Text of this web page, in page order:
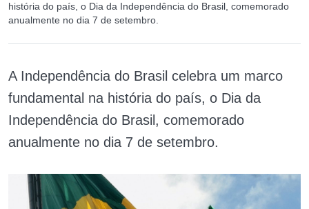
história do país, o Dia da Independência do Brasil, comemorado
anualmente no dia 7 de setembro.
A Independência do Brasil celebra um marco
fundamental na história do país, o Dia da
Independência do Brasil, comemorado
anualmente no dia 7 de setembro.